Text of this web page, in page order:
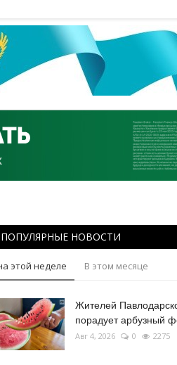
ПОПУЛЯРНЫЕ НОВОСТИ
этой неделе В этом месяце
Жителей
порадует арбузный
Авг 4, 2026 0 2275